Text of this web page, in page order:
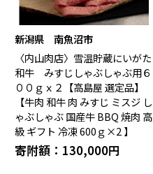
新潟県 南魚沼市
〈内山肉店〉雪温貯蔵にいがた
和牛 みすじしゃぶしゃぶ用６
００ｇｘ２【高島屋 選定品】
【牛肉 和牛 肉 みすじ ミスジ し
ゃぶしゃぶ 国産牛 BBQ 焼肉 高
級 ギフト 冷凍 600ｇ×2 】
寄附額：130,000円